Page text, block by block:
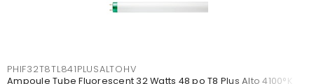
PHIF32T8TL841PLUSALTOHV
Ampoule Tube Fluorescent 32 Watts 48 po T8 Plus Alto 4100°K